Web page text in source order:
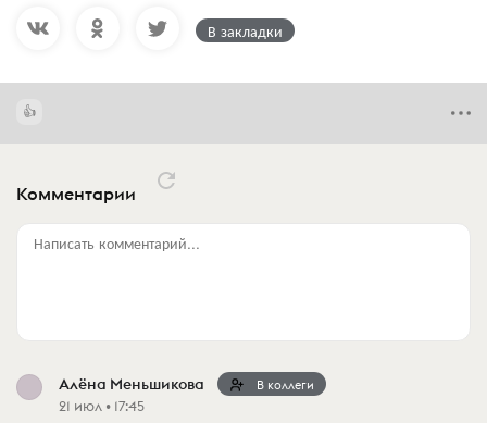
В закладки
Комментарии
Написать комментарий...
Алёна Меньшикова В коллеги
21 июл • 17:45